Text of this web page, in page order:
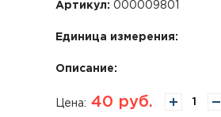
Артикул: 000009801
Единица измерения:
Описание:
Цена: 40 руб.